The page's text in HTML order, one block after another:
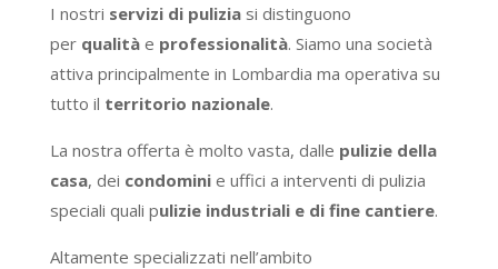
I nostri servizi di puliziasi distinguono
per qualitàe professionalità. Siamo una società
attiva principalmente in Lombardia ma operativa su
tutto il territorio nazionale.
La nostra offerta è molto vasta, dalle pulizie della
casa, dei condomini e uffici a interventi di pulizia
speciali quali pulizie industriali e di fine cantiere.
Altamente specializzati nell’ambito